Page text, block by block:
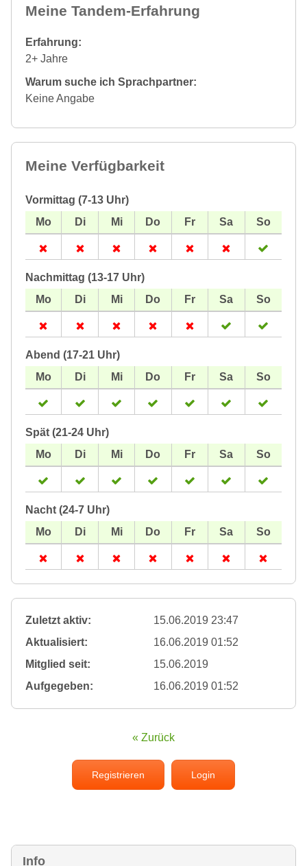
Info
Meine Tandem-Erfahrung
Erfahrung:
2+ Jahre
Warum suche ich Sprachpartner:
Keine Angabe
Meine Verfügbarkeit
Vormittag (7-13 Uhr)
Nachmittag (13-17 Uhr)
Abend (17-21 Uhr)
Spät (21-24 Uhr)
Nacht (24-7 Uhr)
Zuletzt aktiv:
15.06.2019 23:47
Aktualisiert:
16.06.2019 01:52
Mitglied seit:
15.06.2019
Aufgegeben:
16.06.2019 01:52
« Zurück
Registrieren Login